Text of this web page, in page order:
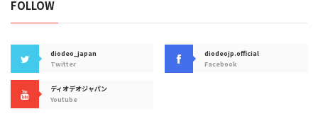
FOLLOW
diodeo_japan
Twitter
diodeojp.official
Facebook
ディオデオジャパン
Youtube